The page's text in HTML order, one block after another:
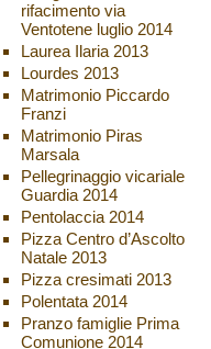
rifacimento via
Ventotene luglio 2014
Laurea Ilaria 2013
Lourdes 2013
Matrimonio Piccardo
Franzi
Matrimonio Piras
Marsala
Pellegrinaggio vicariale
Guardia 2014
Pentolaccia 2014
Pizza Centro d’Ascolto
Natale 2013
Pizza cresimati 2013
Polentata 2014
Pranzo famiglie Prima
Comunione 2014